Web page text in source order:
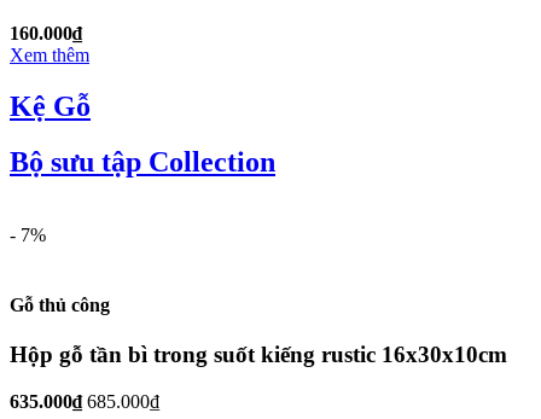
160.000₫
Xem thêm
Kệ Gỗ
Bộ sưu tập Collection
- 7%
Gỗ thủ công
Hộp gỗ tần bì trong suốt kiếng rustic 16x30x10cm
635.000₫ 685.000₫